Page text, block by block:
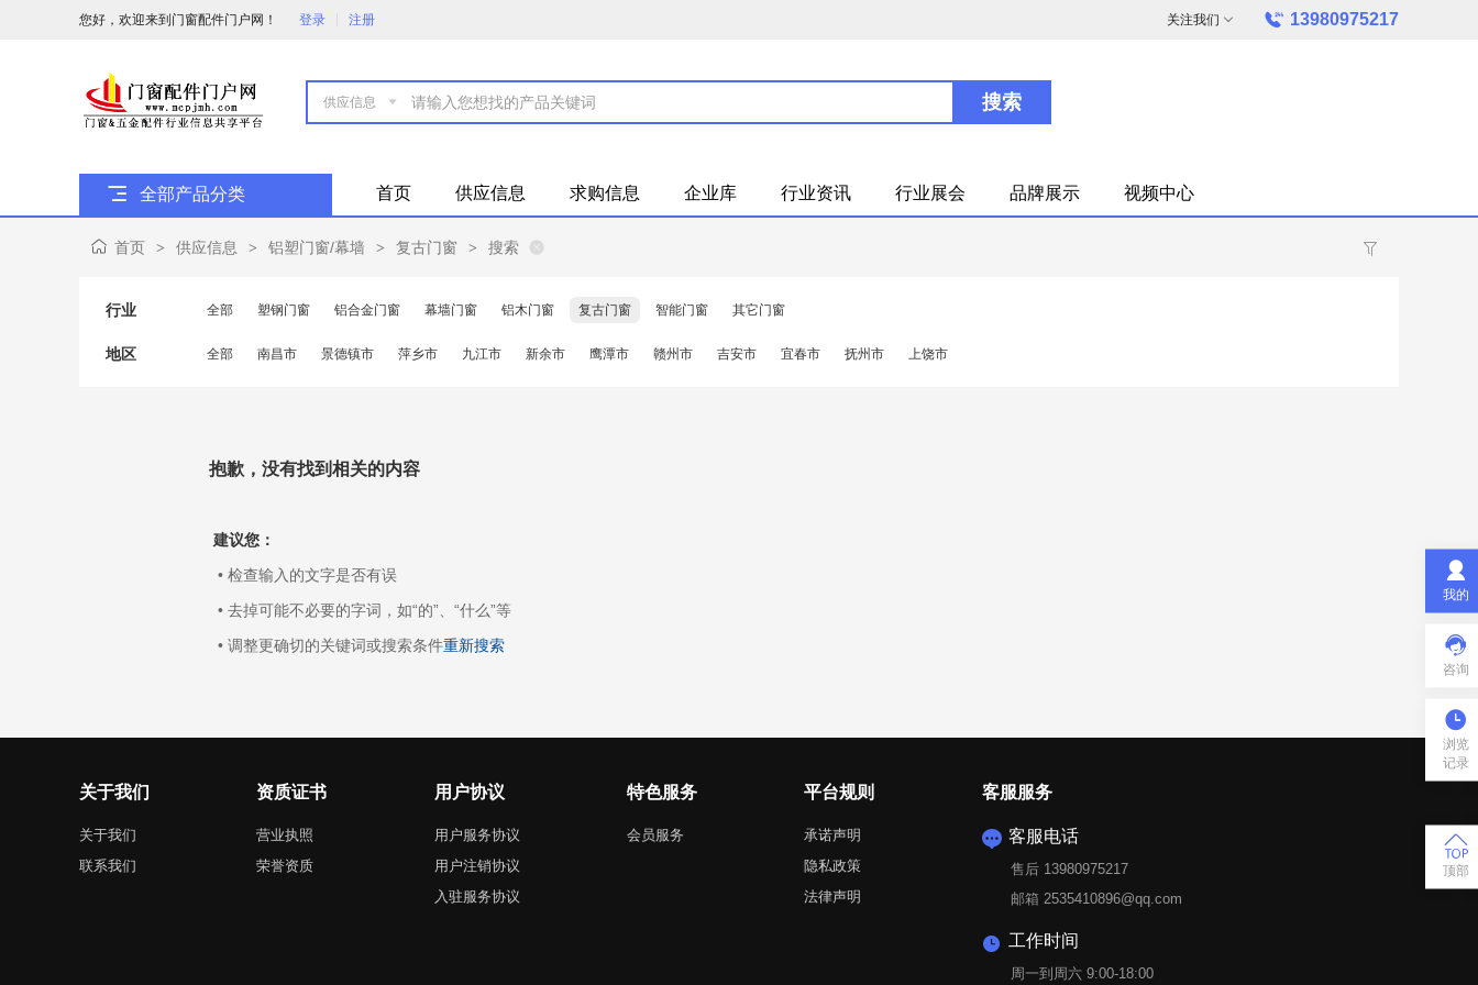
您好，欢迎来到门窗配件门户网！ 登录 注册 关注我们 13980975217
 搜索
全部产品分类 首页 供应信息 求购信息 企业库 行业资讯 行业展会 品牌展示 视频中心
首页 > 供应信息 > 铝塑门窗/幕墙 > 复古门窗 > 搜索
行业 全部 塑钢门窗 铝合金门窗 幕墙门窗 铝木门窗 复古门窗 智能门窗 其它门窗
地区 全部 南昌市 景德镇市 萍乡市 九江市 新余市 鹰潭市 赣州市 吉安市 宜春市 抚州市 上饶市
抱歉，没有找到相关的内容
建议您：
• 检查输入的文字是否有误
• 去掉可能不必要的字词，如“的”、“什么”等
• 调整更确切的关键词或搜索条件重新搜索
关于我们
关于我们
联系我们
资质证书
营业执照
荣誉资质
用户协议
用户服务协议
用户注销协议
入驻服务协议
特色服务
会员服务
平台规则
承诺声明
隐私政策
法律声明
客服服务
 客服电话
售后 13980975217
邮箱 2535410896@qq.com
 工作时间
周一到周六 9:00-18:00

我的

咨询

浏览
记录

顶部